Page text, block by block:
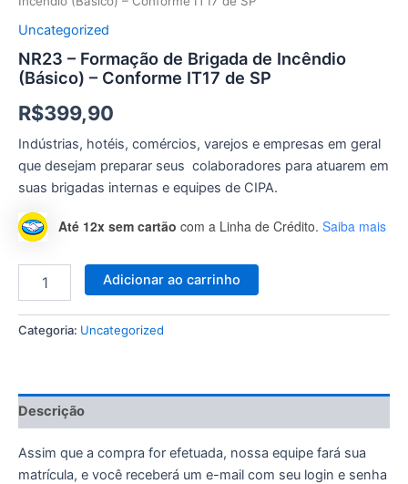
Uncategorized
NR23 – Formação de Brigada de Incêndio
(Básico) – Conforme IT17 de SP
R$399,90
Indústrias, hotéis, comércios, varejos e empresas em geral
que desejam preparar seus colaboradores para atuarem em
suas brigadas internas e equipes de CIPA.
Até 12x sem cartão com a Linha de Crédito. Saiba mais
Adicionar ao carrinho
Categoria: Uncategorized
Descrição
Assim que a compra for efetuada, nossa equipe fará sua
matrícula, e você receberá um e-mail com seu login e senha